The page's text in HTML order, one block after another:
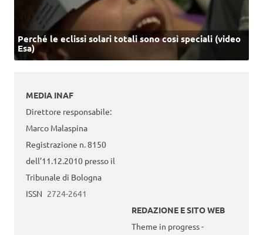
Perché le eclissi solari totali sono così speciali (video
Esa)
MEDIA INAF
Direttore responsabile:
Marco Malaspina
Registrazione n. 8150
dell’11.12.2010 presso il
Tribunale di Bologna
ISSN 2724-2641
REDAZIONE E SITO WEB
Theme in progress -